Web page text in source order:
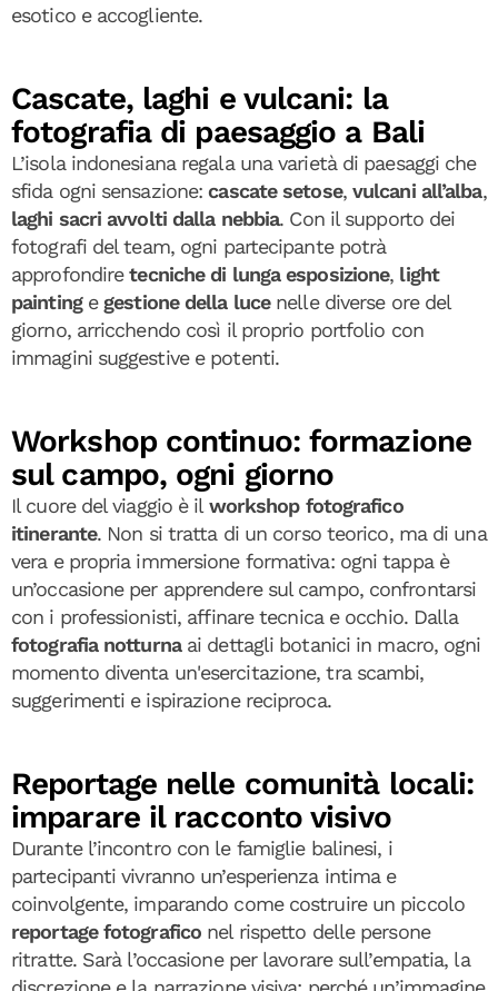
esotico e accogliente.
Cascate, laghi e vulcani: la
fotografia di paesaggio a Bali
L’isola indonesiana regala una varietà di paesaggi che
sfida ogni sensazione:cascate setose, vulcani all’alba,
laghi sacri avvolti dalla nebbia. Con il supporto dei
fotografi del team, ogni partecipante potrà
approfondiretecniche di lunga esposizione, light
paintinge gestione della lucenelle diverse ore del
giorno, arricchendo così il proprio portfolio con
immagini suggestive e potenti.
Workshop continuo: formazione
sul campo, ogni giorno
Il cuore del viaggio è il workshop fotografico
itinerante. Non si tratta di un corso teorico, ma di una
vera e propria immersione formativa: ogni tappa è
un’occasione per apprendere sul campo, confrontarsi
con i professionisti, affinare tecnica e occhio. Dalla
fotografia notturnaai dettagli botanici in macro, ogni
momento diventa un'esercitazione, tra scambi,
suggerimenti e ispirazione reciproca.
Reportage nelle comunità locali:
imparare il racconto visivo
Durante l’incontro con le famiglie balinesi, i
partecipanti vivranno un’esperienza intima e
coinvolgente, imparando come costruire un piccolo
reportage fotografico nel rispetto delle persone
ritratte. Sarà l’occasione per lavorare sull’empatia, la